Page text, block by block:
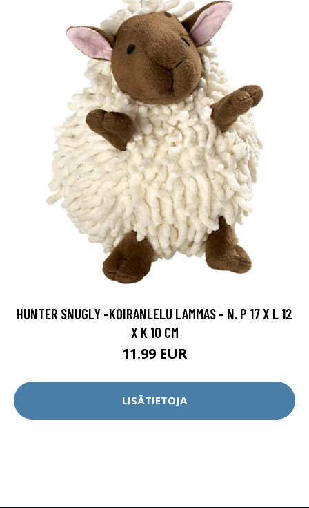
HUNTER SNUGLY -KOIRANLELU LAMMAS - N. P 17 X L 12
X K 10 CM
11.99 EUR
LISÄTIETOJA